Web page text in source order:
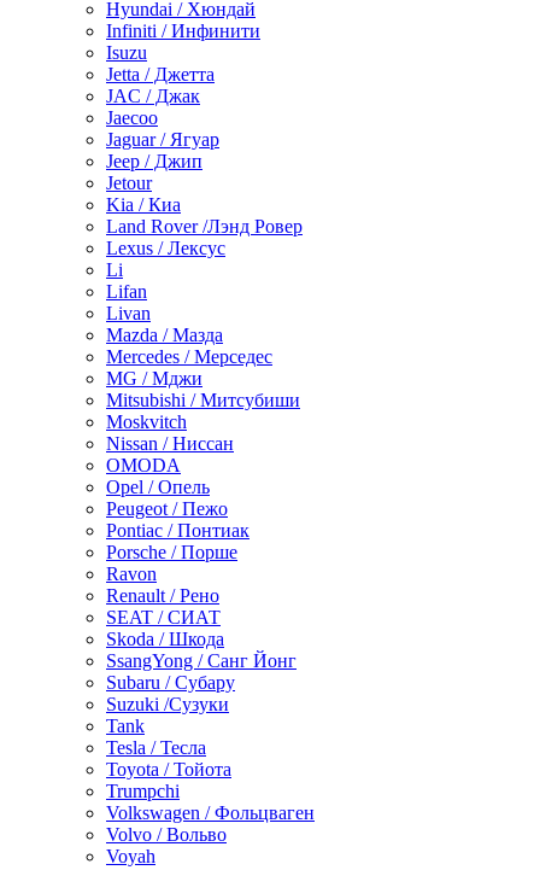
Hyundai / Хюндай
Infiniti / Инфинити
Isuzu
Jetta / Джетта
JAC / Джак
Jaecoo
Jaguar / Ягуар
Jeep / Джип
Jetour
Kia / Киа
Land Rover /Лэнд Ровер
Lexus / Лексус
Li
Lifan
Livan
Mazda / Мазда
Mercedes / Мерседес
MG / Мджи
Mitsubishi / Митсубиши
Moskvitch
Nissan / Ниссан
OMODA
Opel / Опель
Peugeot / Пежо
Pontiac / Понтиак
Porsche / Порше
Ravon
Renault / Рено
SEAT / СИАТ
Skoda / Шкода
SsangYong / Санг Йонг
Subaru / Субару
Suzuki /Сузуки
Tank
Tesla / Тесла
Toyota / Тойота
Trumpchi
Volkswagen / Фольцваген
Volvo / Вольво
Voyah